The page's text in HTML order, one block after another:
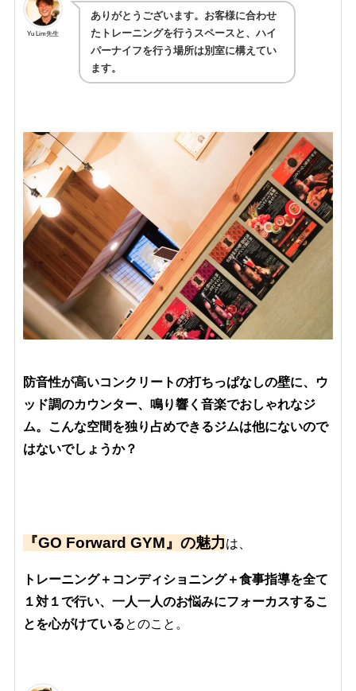
Yu Lim先生
ありがとうございます。お客様に合わせ
たトレーニングを行うスペースと、ハイ
パーナイフを行う場所は別室に構えてい
ます。
防音性が高いコンクリートの打ちっぱなしの壁に、ウ
ッド調のカウンター、鳴り響く音楽でおしゃれなジ
ム。こんな空間を独り占めできるジムは他にないので
はないでしょうか？
『GO Forward GYM』の魅力は、
トレーニング＋コンディショニング＋食事指導を全て
１対１で行い、一人一人のお悩みにフォーカスするこ
とを心がけているとのこと。